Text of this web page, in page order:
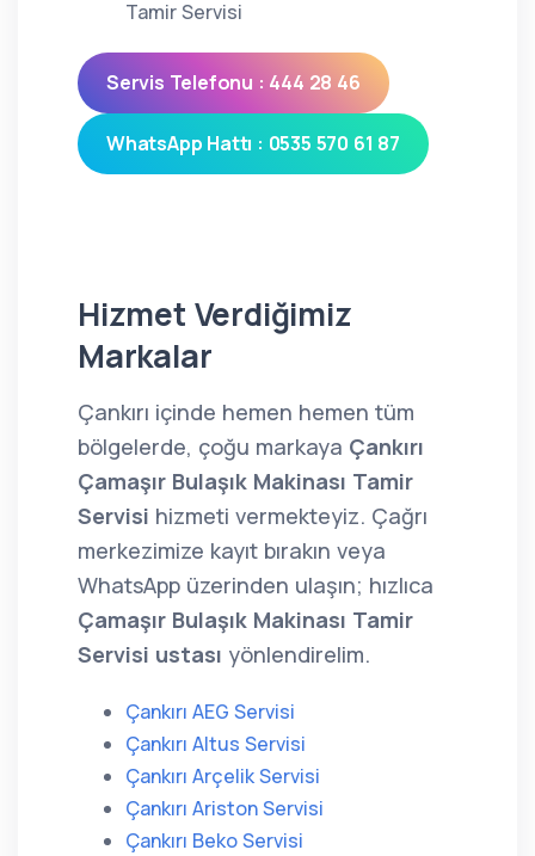
Tamir Servisi
Servis Telefonu : 444 28 46
WhatsApp Hattı : 0535 570 61 87
Hizmet Verdiğimiz
Markalar
Çankırı içinde hemen hemen tüm
bölgelerde, çoğu markaya Çankırı
Çamaşır Bulaşık Makinası Tamir
Servisi hizmeti vermekteyiz. Çağrı
merkezimize kayıt bırakın veya
WhatsApp üzerinden ulaşın; hızlıca
Çamaşır Bulaşık Makinası Tamir
Servisi ustası yönlendirelim.
Çankırı AEG Servisi
Çankırı Altus Servisi
Çankırı Arçelik Servisi
Çankırı Ariston Servisi
Çankırı Beko Servisi